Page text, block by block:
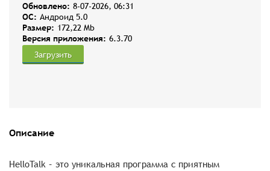
Обновлено: 8-07-2026, 06:31
OC: Андроид 5.0
Размер: 172,22 Mb
Версия приложения: 6.3.70
Загрузить
Описание
HelloTalk – это уникальная программа с приятным